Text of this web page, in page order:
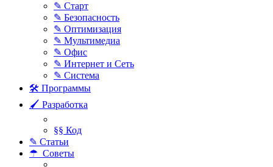
✎ Старт
✎ Безопасность
✎ Оптимизация
✎ Мультимедиа
✎ Офис
✎ Интернет и Сеть
✎ Система
🛠 Программы
🖌 Разработка
§§ Код
✎ Статьи
☂ Советы